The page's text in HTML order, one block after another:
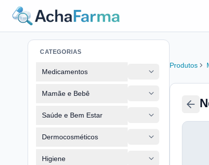
CATEGORIAS
Medicamentos
Mamãe e Bebê
Saúde e Bem Estar
Dermocosméticos
Higiene
Produtos